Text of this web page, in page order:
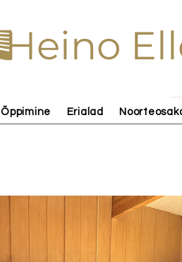
Heino
Õppimine Erialad